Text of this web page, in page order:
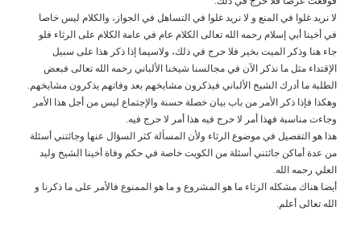
لا نريد غلوا في المنع و لا نريد غلوا في التساهل في الجواز، والكلام ليس خاصا
في أخينا أبي إسلام رحمه الله تعالى الكلام عام في عامة الكلام على الرثاء فلو
جاء هنا وذكر الميت بخير فلا حرج في ذلك، ولاسيما إذا ذكر هذا على سبيل
الإقتداء مثل ما نذكر الآن في مجالسنا شيخنا الألباني رحمه الله تعالى فبعض
الطلبة ما أدرك الشيخ الألباني فيذكرون مشايخهم بعد وفاتهم يذكرون مشايخهم.
وهكذا فإذا ذكر الأمر من باب بيان خصلة حسنة والإجتماع ليس من أجل هذا الأمر
وجاءت مناسبة فهذا أمر لا حرج فيه هذا أمر لا حرج فيه.
هذا هو التفصيل في موضوع الرثاء ولأن المسألة كثر السؤال عنها وجائتني أسئلة
من عدة أماكن جائتني أسئلة من الكويت خاصة في حكم وفاة أخينا الشيخ وليد
العلي رحمه الله.
أيضا هناك مشكله الرثاء ما هو المشروع و ما هو الممنوع فالأمر على ما ذكرنا و
الله تعالى أعلم.